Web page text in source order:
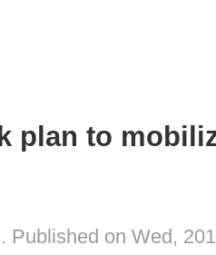
plan to
. Published on Wed,